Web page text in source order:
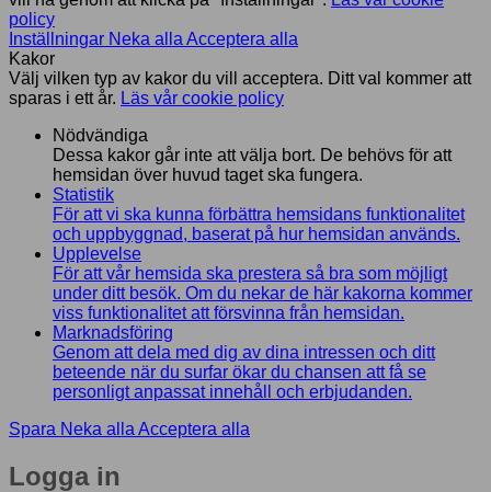
policy
Inställningar Neka alla Acceptera alla
Kakor
Välj vilken typ av kakor du vill acceptera. Ditt val kommer att
sparas i ett år. Läs vår cookie policy
Nödvändiga
Dessa kakor går inte att välja bort. De behövs för att
hemsidan över huvud taget ska fungera.
Statistik
För att vi ska kunna förbättra hemsidans funktionalitet
och uppbyggnad, baserat på hur hemsidan används.
Upplevelse
För att vår hemsida ska prestera så bra som möjligt
under ditt besök. Om du nekar de här kakorna kommer
viss funktionalitet att försvinna från hemsidan.
Marknadsföring
Genom att dela med dig av dina intressen och ditt
beteende när du surfar ökar du chansen att få se
personligt anpassat innehåll och erbjudanden.
Spara Neka alla Acceptera alla
Logga in